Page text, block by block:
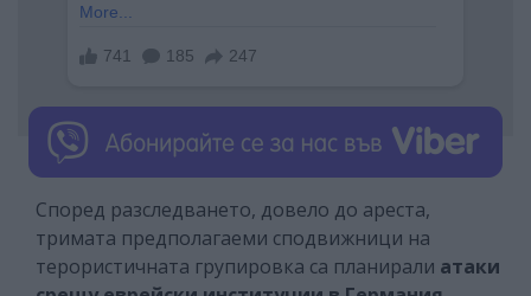
Според разследването, довело до ареста,
тримата предполагаеми сподвижници на
терористичната групировка са планирали атаки